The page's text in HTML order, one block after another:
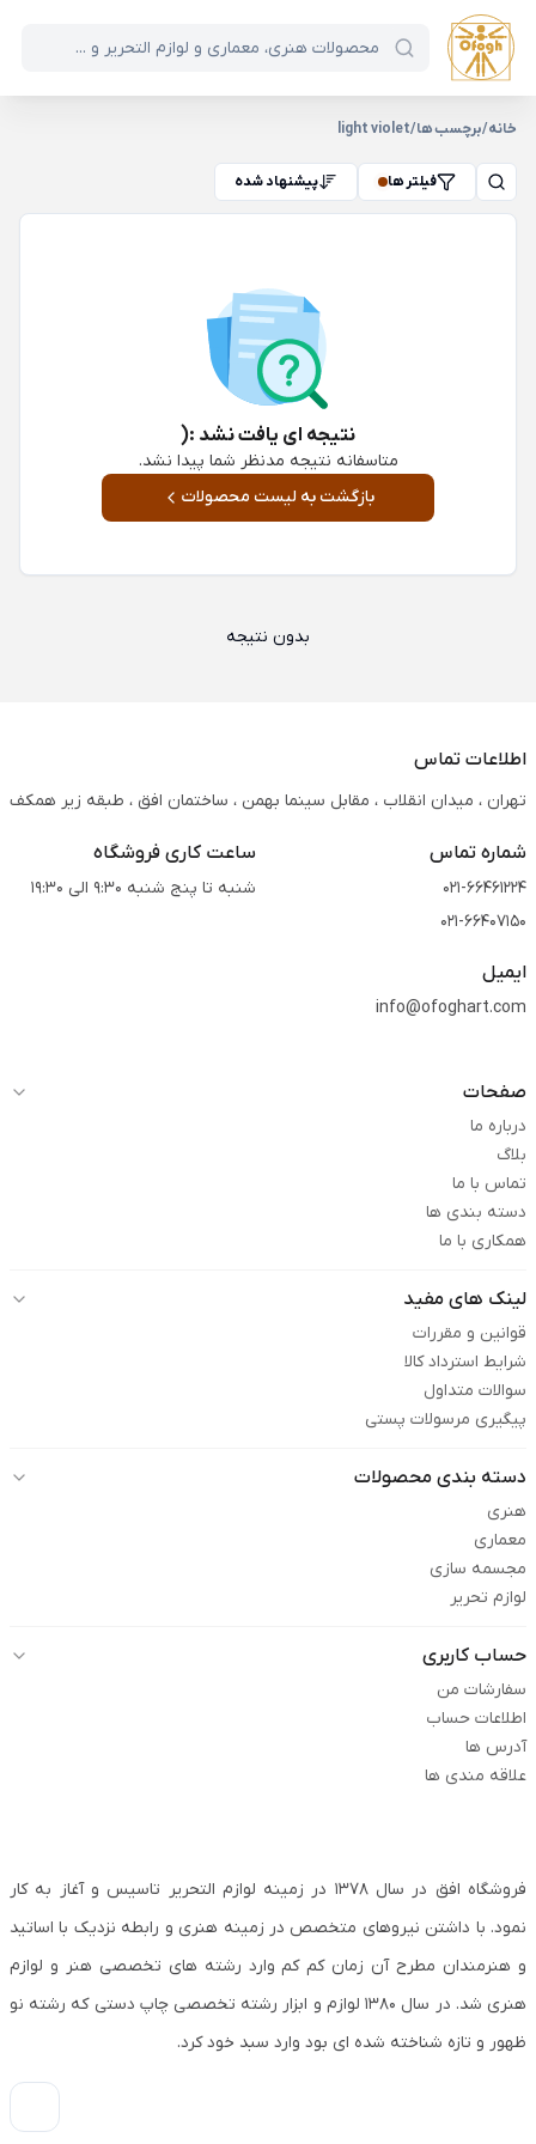
خانه/برچسب ها/
light violet
فیلتر ها پیشنهاد شده
نتیجه ای یافت نشد :(
متاسفانه نتیجه مدنظر شما پیدا نشد.
بازگشت به لیست محصولات
بدون نتیجه
اطلاعات تماس
تهران ، میدان انقلاب ، مقابل سینما بهمن ، ساختمان افق ، طبقه زیر همکف
شماره تماس
021-66461224
021-66407150
ساعت کاری فروشگاه
شنبه تا پنج شنبه 9:30 الی 19:30
ایمیل
info@ofoghart.com
صفحات
درباره ما
بلاگ
تماس با ما
دسته بندی ها
همکاری با ما
لینک های مفید
قوانین و مقررات
شرایط استرداد کالا
سوالات متداول
پیگیری مرسولات پستی
دسته بندی محصولات
هنری
معماری
مجسمه سازی
لوازم تحریر
حساب کاربری
سفارشات من
اطلاعات حساب
آدرس ها
علاقه مندی ها
فروشگاه افق در سال ۱۳۷۸ در زمینه لوازم التحریر تاسیس و آغاز به کار
نمود. با داشتن نیروهای متخصص در زمینه هنری و رابطه نزدیک با اساتید
و هنرمندان مطرح آن زمان کم کم وارد رشته های تخصصی هنر و لوازم
هنری شد. در سال ۱۳۸۰ لوازم و ابزار رشته تخصصی چاپ دستی که رشته نو
ظهور و تازه شناخته شده ای بود وارد سبد خود کرد.